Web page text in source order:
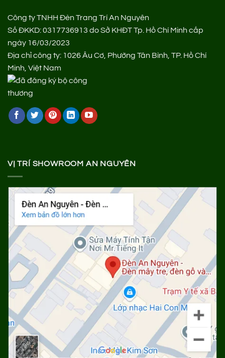
Công ty TNHH Đèn Trang Trí An Nguyên
Số ĐKKD: 0317736913 do Sở KHĐT Tp. Hồ Chí Minh cấp
ngày 16/03/2023
Địa chỉ công ty: 1026 Âu Cơ, Phường Tân Bình, TP. Hồ Chí
Minh, Việt Nam
VỊ TRÍ SHOWROOM AN NGUYÊN